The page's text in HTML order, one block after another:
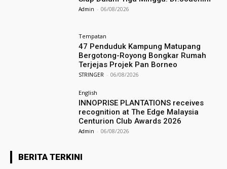
Admin - 06/08/2026
Tempatan
47 Penduduk Kampung Matupang
Bergotong-Royong Bongkar Rumah
Terjejas Projek Pan Borneo
STRINGER - 06/08/2026
English
INNOPRISE PLANTATIONS receives
recognition at The Edge Malaysia
Centurion Club Awards 2026
Admin - 06/08/2026
BERITA TERKINI